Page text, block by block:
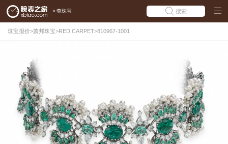
> 查珠宝 搜索
珠宝报价>萧邦珠宝>RED CARPET>810967-1001